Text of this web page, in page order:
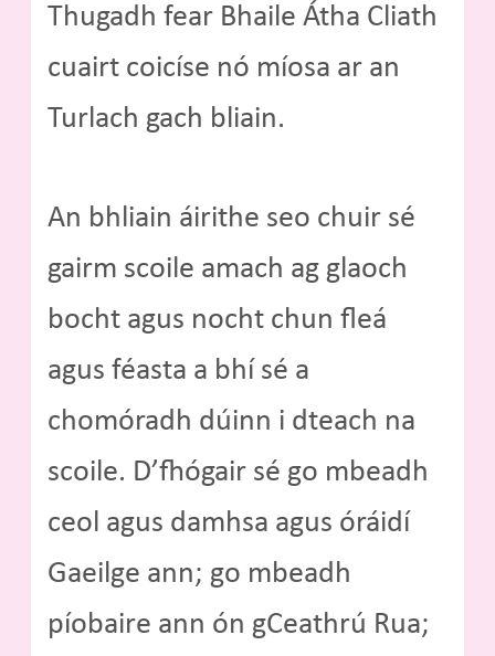
Thugadh fear Bhaile Átha Cliath
cuairt coicíse nó míosa ar an
Turlach gach bliain.
An bhliain áirithe seo chuir sé
gairm scoile amach ag glaoch
bocht agus nocht chun fleá
agus féasta a bhí sé a
chomóradh dúinn i dteach na
scoile. D’fhógair sé go mbeadh
ceol agus damhsa agus óráidí
Gaeilge ann; go mbeadh
píobaire ann ón gCeathrú Rua;